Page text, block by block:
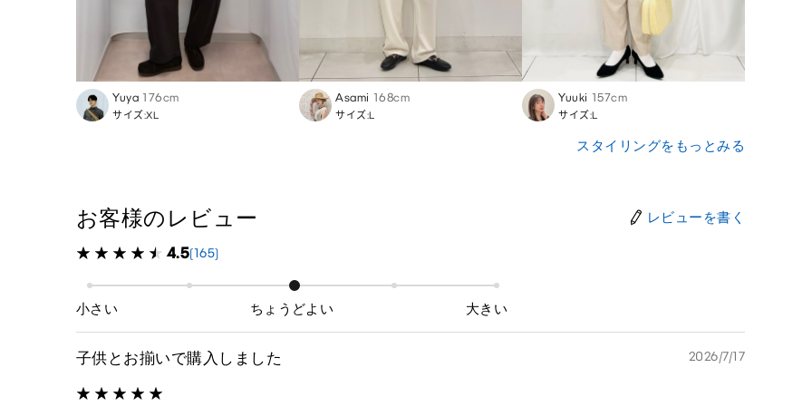
Yuya 176cm
サイズ:XL
Asami 168cm
サイズ:L
Yuuki 157cm
サイズ:L
スタイリングをもっとみる
お客様のレビュー レビューを書く
4.5(165)
小さい ちょうどよい 大きい
子供とお揃いで購入しました 2026/7/17